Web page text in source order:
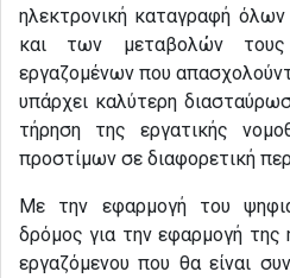
ηλεκτρονική καταγραφή
και των μεταβολών
εργαζομένων που
υπάρχει καλύτερη
τήρηση της εργατικής
προστίμων σε διαφορετική
Με την εφαρμογή του
δρόμος για την εφαρμογή της
εργαζόμενου που θα είναι